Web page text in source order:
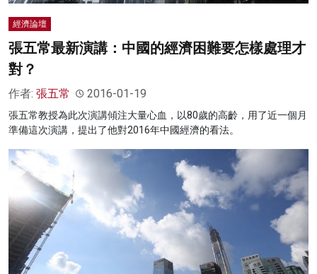
經濟論壇
張五常最新演講：中國的經濟困難要怎樣處理才
對？
作者: 張五常 2016-01-19
張五常教授為此次演講傾注大量心血，以80歲的高齡，用了近一個月
準備這次演講，提出了他對2016年中國經濟的看法。